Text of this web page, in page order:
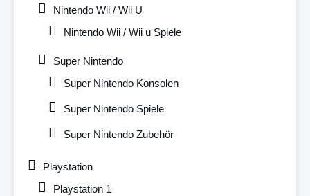
Nintendo Wii / Wii U
Nintendo Wii / Wii u Spiele
Super Nintendo
Super Nintendo Konsolen
Super Nintendo Spiele
Super Nintendo Zubehör
Playstation
Playstation 1